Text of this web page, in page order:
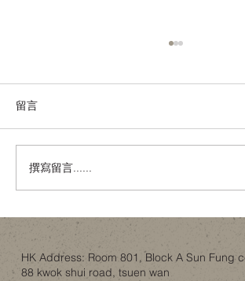
人工智能會唔會睇穿你屋企？錯
為一層誘餌
留言
撰寫留言......
HK Address: Room 801, Block A Sun Fung
88 kwok shui road, tsuen wan